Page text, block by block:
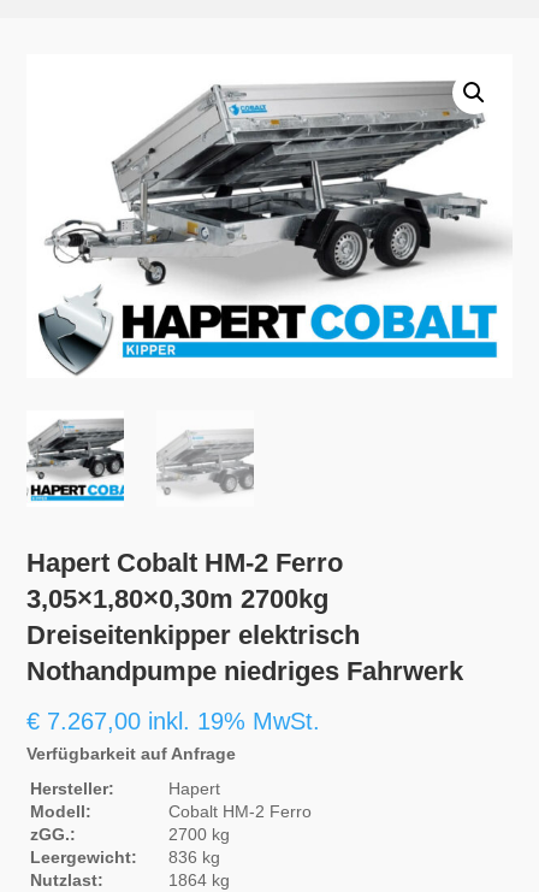
Hapert Cobalt HM-2 Ferro
3,05×1,80×0,30m 2700kg
Dreiseitenkipper elektrisch
Nothandpumpe niedriges Fahrwerk
€ 7.267,00 inkl. 19% MwSt.
Verfügbarkeit auf Anfrage
Hersteller:
Hapert
Modell:
Cobalt HM-2 Ferro
zGG.:
2700 kg
Leergewicht:
836 kg
Nutzlast:
1864 kg